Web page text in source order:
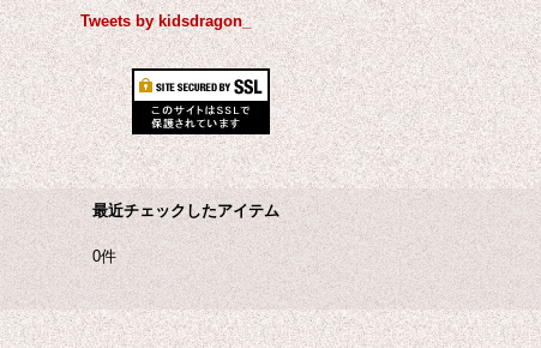
Tweets by kidsdragon_
最近チェックしたアイテム
0件